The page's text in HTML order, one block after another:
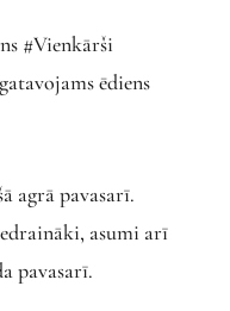
#Vienkārši
ēdiens
agrā pavasarī.
asumi arī
pavasarī.